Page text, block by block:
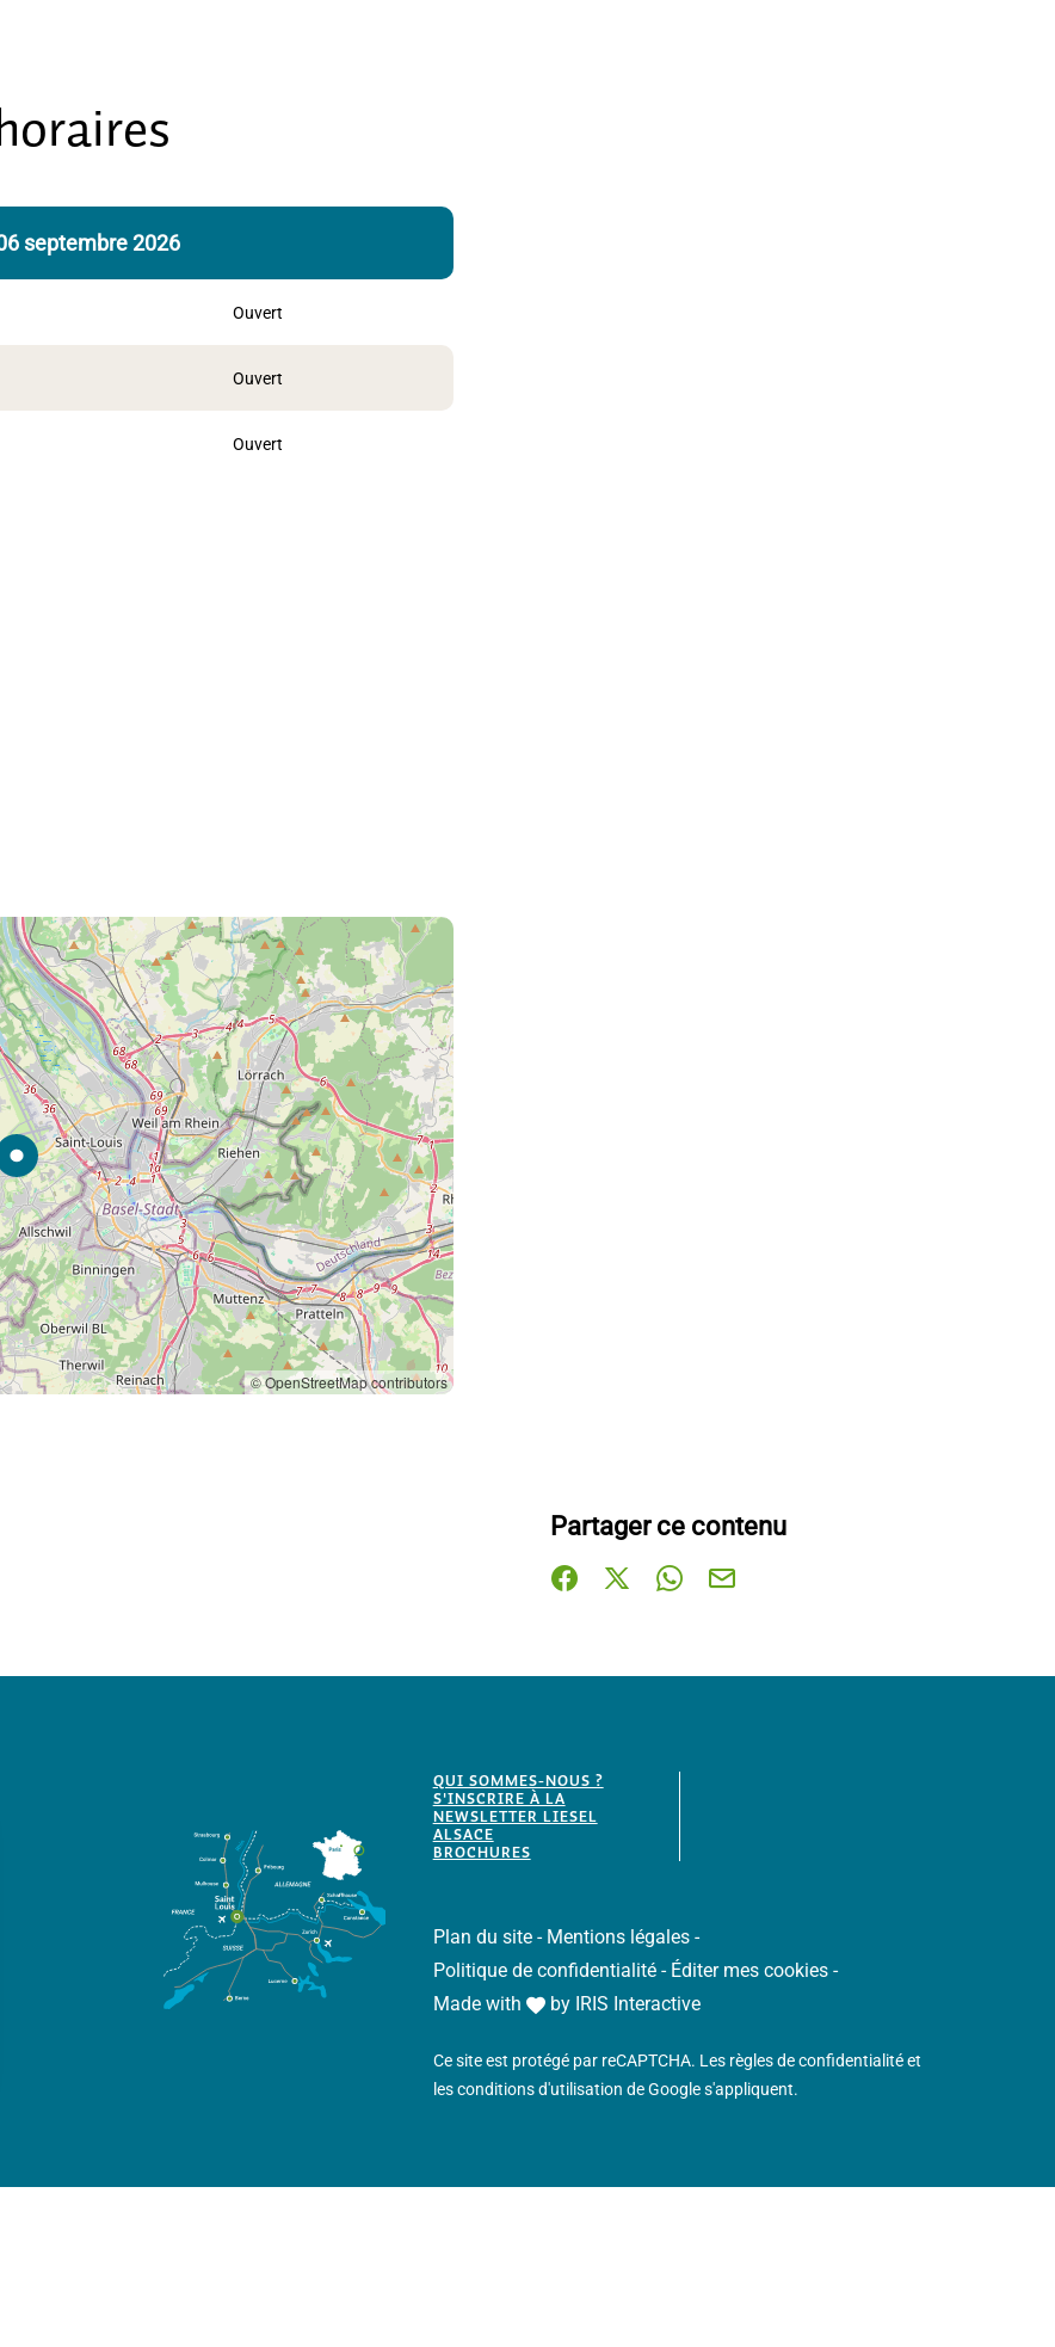
septembre 2026
Ouvert
Ouvert
Ouvert
© OpenStreetMap contributors
Partager ce contenu
Partager sur Facebook (nouvelle fenêtre)
Partager sur X / Twitter (nouvelle fenêtre)
Partager sur WhatsApp
Partager par mail
QUI SOMMES-NOUS ?
S'INSCRIRE À LA
NEWSLETTER LIESEL
ALSACE
BROCHURES
Plan du site - Mentions légales -
Politique de confidentialité - Éditer mes cookies -
Made with
by IRIS Interactive
Ce site est protégé par reCAPTCHA. Les règles de confidentialitéet
lesconditions d'utilisation de Google s'appliquent.